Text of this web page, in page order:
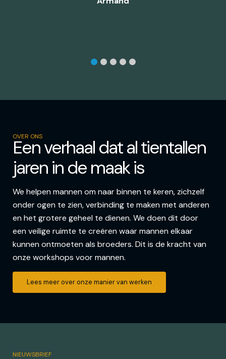
OVER ONS
Een verhaal dat al tientallen
jaren in de maak is
We helpen mannen om naar binnen te keren, zichzelf
onder ogen te zien, verbinding te maken met anderen
en het grotere geheel te dienen. We doen dit door
een veilige ruimte te creëren waar mannen elkaar
kunnen ontmoeten als broeders. Dit is de kracht van
onze workshops voor mannen.
Lees meer over onze manier van werken
NIEUWSBRIEF